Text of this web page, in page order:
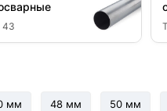
43
мм 48 мм 50 мм